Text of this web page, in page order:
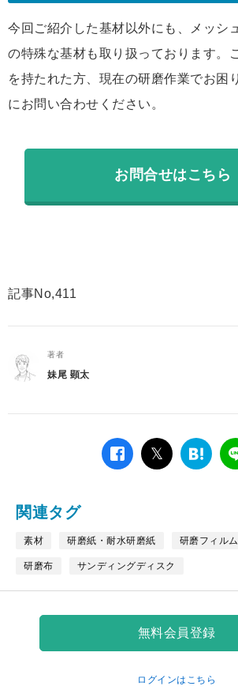
今回ご紹介した基材以外にも、メッシ
の特殊な基材も取り扱っております。
を持たれた方、現在の研磨作業でお困
にお問い合わせください。
お問合せはこちら
記事No,411
著者
妹尾 顕太
facebook
twitterは
ク
ク
関連タグ
素材 研磨紙・耐水研磨紙 研磨フィルム
研磨布 サンディングディスク
無料会員登録
ログインはこちら